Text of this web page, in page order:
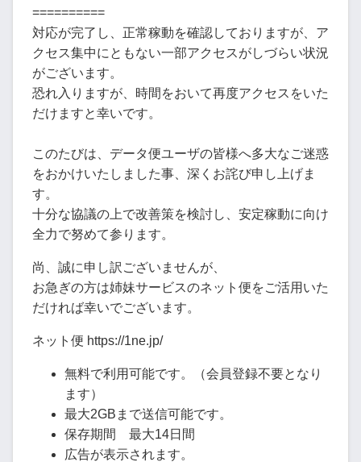
==========
対応が完了し、正常稼動を確認しておりますが、ア
クセス集中にともない一部アクセスがしづらい状況
がございます。
恐れ入りますが、時間をおいて再度アクセスをいた
だけますと幸いです。
このたびは、データ便ユーザの皆様へ多大なご迷惑
をおかけいたしました事、深くお詫び申し上げま
す。
十分な協議の上で改善策を検討し、安定稼動に向け
全力で努めて参ります。
尚、誠に申し訳ございませんが、
お急ぎの方は姉妹サービスのネット便をご活用いた
だければ幸いでございます。
ネット便 https://1ne.jp/
無料で利用可能です。（会員登録不要となり
ます）
最大2GBまで送信可能です。
保存期間 最大14日間
広告が表示されます。